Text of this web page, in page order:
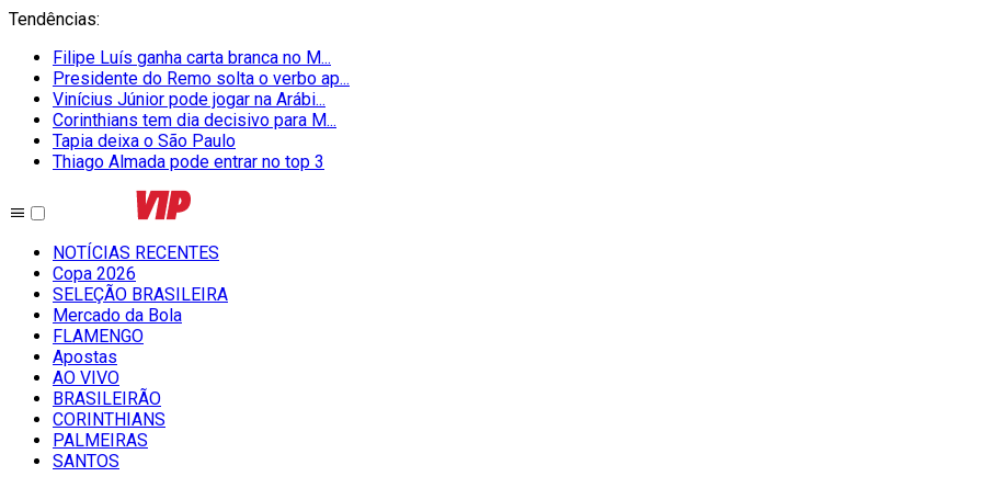
Tendências:
Filipe Luís ganha carta branca no M...
Presidente do Remo solta o verbo ap...
Vinícius Júnior pode jogar na Arábi...
Corinthians tem dia decisivo para M...
Tapia deixa o São Paulo
Thiago Almada pode entrar no top 3
NOTÍCIAS RECENTES
Copa 2026
SELEÇÃO BRASILEIRA
Mercado da Bola
FLAMENGO
Apostas
AO VIVO
BRASILEIRÃO
CORINTHIANS
PALMEIRAS
SANTOS